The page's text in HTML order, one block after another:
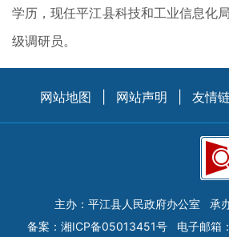
学历，现任平江县科技和工业信息化
级调研员。
网站地图 网站声明 友情
主办：平江县人民政府办公室
承
备案： 湘ICP备05013451号 电子邮箱：